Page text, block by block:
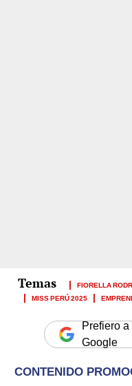
FIORELLA
MISS PERÚ 2025
Prefiero
Google